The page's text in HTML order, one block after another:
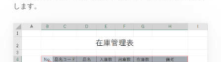
します。